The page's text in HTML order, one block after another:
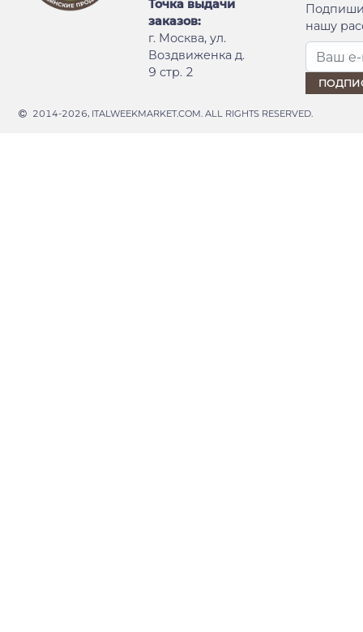
Точка выдачи
заказов:
г. Москва, ул.
Воздвиженка д.
9 стр. 2
нашу
2014-2026, ITALWEEKMARKET.COM. ALL RIGHTS RESERVED.